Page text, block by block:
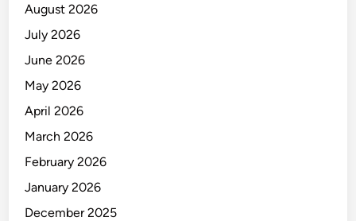
August 2026
July 2026
June 2026
May 2026
April 2026
March 2026
February 2026
January 2026
December 2025